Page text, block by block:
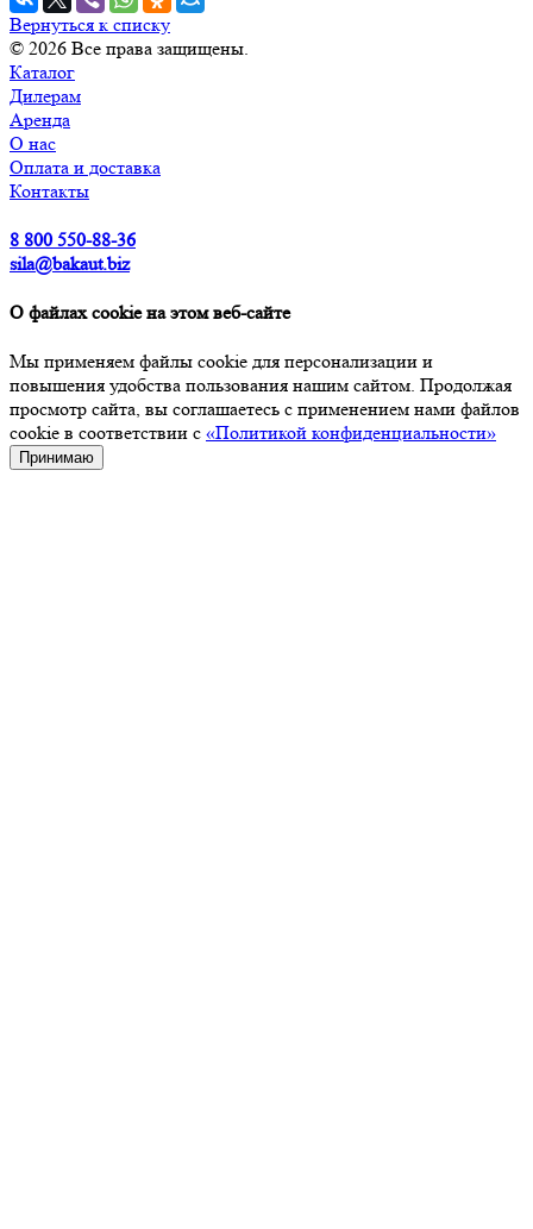
Вернуться к списку
© 2026 Все права защищены.
Каталог
Дилерам
Аренда
О нас
Оплата и доставка
Контакты
8 800 550-88-36
sila@bakaut.biz
О файлах cookie на этом веб-сайте
Мы применяем файлы cookie для персонализации и
повышения удобства пользования нашим сайтом. Продолжая
просмотр сайта, вы соглашаетесь с применением нами файлов
cookie в соответствии с «Политикой конфиденциальности»
Принимаю